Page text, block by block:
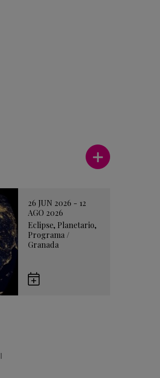
Ver más
26 JUN 2026 - 12
AGO 2026
Eclipse, Planetario,
Programa/
Granada